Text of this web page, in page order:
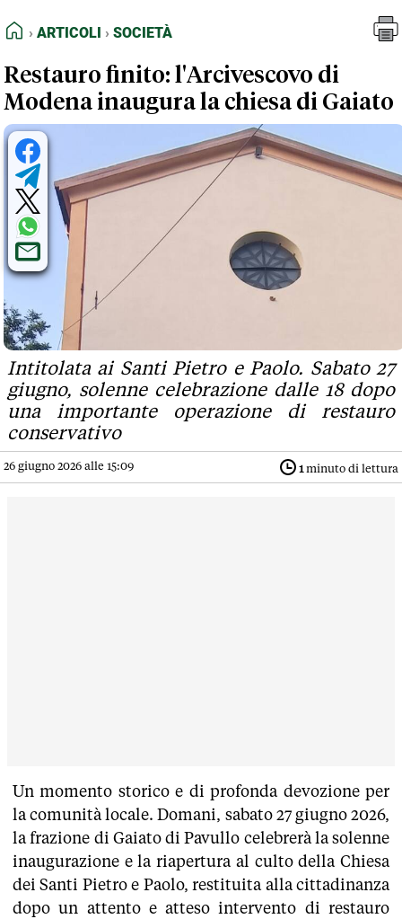
FEED RSS
NORMATIVE DEONTOLOGICHE
TERMINI e CONDIZIONI
HOME
ARTICOLI SOCIETÀ
Restauro finito: l'Arcivescovo di
Modena inaugura la chiesa di Gaiato
Intitolata ai Santi Pietro e Paolo. Sabato 27
giugno, solenne celebrazione dalle 18 dopo
una importante operazione di restauro
conservativo
26 giugno 2026 alle 15:09 1minuto di lettura
Un momento storico e di profonda devozione per
la comunità locale. Domani, sabato 27 giugno 2026,
la frazione di Gaiato di Pavullo celebrerà la solenne
inaugurazione e la riapertura al culto della Chiesa
dei Santi Pietro e Paolo, restituita alla cittadinanza
dopo un attento e atteso intervento di restauro